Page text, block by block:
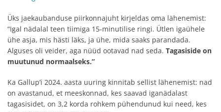
Üks jaekaubanduse piirkonnajuht kirjeldas oma lähenemist:
“Igal nädalal teen tiimiga 15-minutilise ringi. Ütlen igaühele
ühe asja, mis hästi läks, ja ühe, mida saaks parandada.
Alguses oli veider, aga nüüd ootavad nad seda. Tagasiside on
muutunud normaalseks.”
Ka Gallup’i 2024. aasta uuring kinnitab sellist lähenemist: nad
on avastanud, et meeskonnad, kes saavad iganädalast
tagasisidet, on 3,2 korda rohkem pühendunud kui need, kes